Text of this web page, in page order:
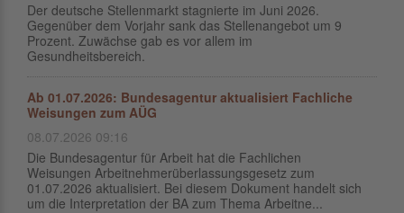
Der deutsche Stellenmarkt stagnierte im Juni 2026.
Gegenüber dem Vorjahr sank das Stellenangebot um 9
Prozent. Zuwächse gab es vor allem im
Gesundheitsbereich.
Ab 01.07.2026: Bundesagentur aktualisiert Fachliche
Weisungen zum AÜG
08.07.2026 09:16
Die Bundesagentur für Arbeit hat die Fachlichen
Weisungen Arbeitnehmerüberlassungsgesetz zum
01.07.2026 aktualisiert. Bei diesem Dokument handelt sich
um die Interpretation der BA zum Thema Arbeitne...